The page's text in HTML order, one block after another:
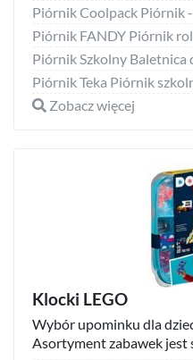
Piórnik FANDY Piórnik
Zobacz więcej
Klocki LEGO
Wybór upominku dla
Asortyment zabawek jest